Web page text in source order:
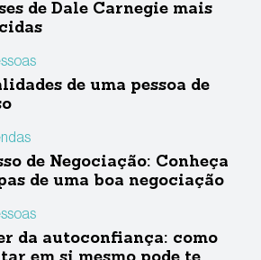
de Dale Carnegie mais
de uma pessoa de
de Negociação: Conheça
de uma boa negociação
da autoconfiança: como